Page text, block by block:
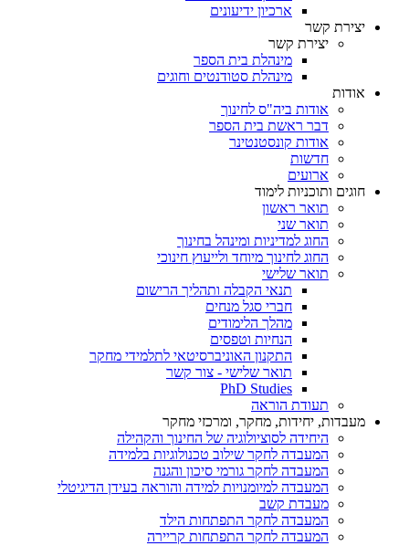
ארכיון ידיעונים
יצירת קשר
יצירת קשר
מינהלת בית הספר
מינהלת סטודנטים וחוגים
אודות
אודות ביה"ס לחינוך
דבר ראשת בית הספר
אודות קונסטנטינר
חדשות
ארועים
חוגים ותוכניות לימוד
תואר ראשון
תואר שני
החוג למדיניות ומינהל בחינוך
החוג לחינוך מיוחד ולייעוץ חינוכי
תואר שלישי
תנאי הקבלה ותהליך הרישום
חברי סגל מנחים
מהלך הלימודים
הנחיות וטפסים
התקנון האוניברסיטאי לתלמידי מחקר
תואר שלישי - צור קשר
PhD Studies
תעודת הוראה
מעבדות, יחידות, מחקר, ומרכזי מחקר
היחידה לסוציולוגיה של החינוך והקהילה
המעבדה לחקר שילוב טכנולוגיות בלמידה
המעבדה לחקר גורמי סיכון והגנה
המעבדה למיומנויות למידה והוראה בעידן הדיגיטלי
מעבדת קשב
המעבדה לחקר התפתחות הילד
המעבדה לחקר התפתחות קריירה